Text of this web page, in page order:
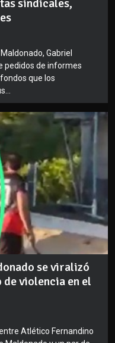
sindicales,
Gabriel
pedidos de informes
que los
se viralizó
de violencia en el
Atlético Fernandino